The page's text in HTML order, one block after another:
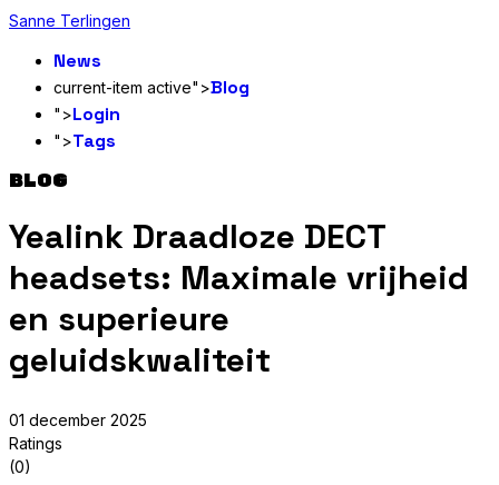
Sanne Terlingen
News
current-item active">Blog
">Login
">Tags
BLOG
Yealink Draadloze DECT
headsets: Maximale vrijheid
en superieure
geluidskwaliteit
01 december 2025
Ratings
(0)